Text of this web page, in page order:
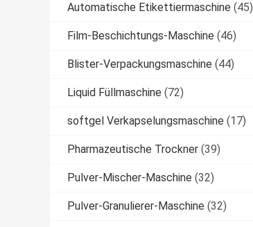
Automatische Etikettiermaschine (45)
Film-Beschichtungs-Maschine (46)
Blister-Verpackungsmaschine (44)
Liquid Füllmaschine (72)
softgel Verkapselungsmaschine (17)
Pharmazeutische Trockner (39)
Pulver-Mischer-Maschine (32)
Pulver-Granulierer-Maschine (32)